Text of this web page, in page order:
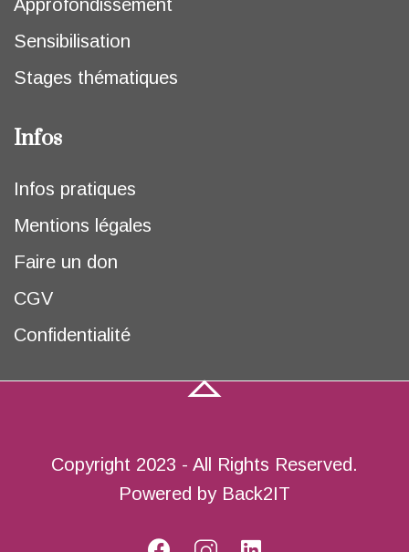
Approfondissement
Sensibilisation
Stages thématiques
Infos
Infos pratiques
Mentions légales
Faire un don
CGV
Confidentialité
Copyright 2023 - All Rights Reserved.
Powered by Back2IT